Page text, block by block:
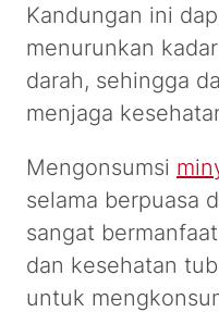
Kandungan ini
menurunkan
darah, sehingga
menjaga
Mengonsumsi
selama berpuasa
sangat
dan kesehatan
untuk